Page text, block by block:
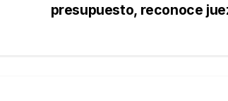
presupuesto, reconoce